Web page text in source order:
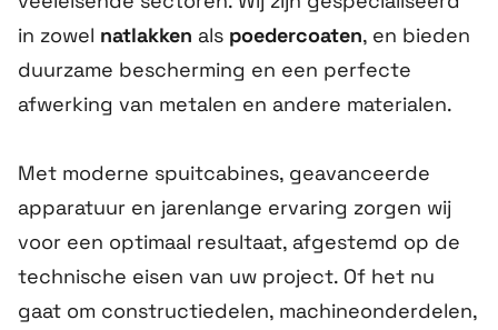
in zowel natlakken als poedercoaten, en bieden
duurzame bescherming en een perfecte
afwerking van metalen en andere materialen.
Met moderne spuitcabines, geavanceerde
apparatuur en jarenlange ervaring zorgen wij
voor een optimaal resultaat, afgestemd op de
technische eisen van uw project. Of het nu
gaat om constructiedelen, machineonderdelen,